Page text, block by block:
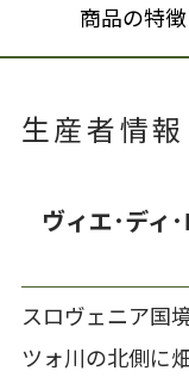
商品の特徴
生産者情報
ヴィエ･ディ
スロヴェニア国
ツォ川の北側に